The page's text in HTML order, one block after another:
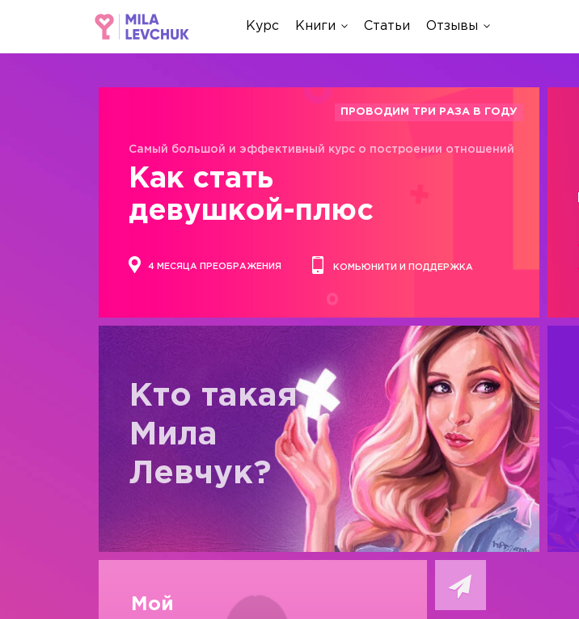
Курс Книги Статьи Отзывы
ПРОВОДИМ ТРИ РАЗА В ГОДУ
Самый большой и эффективный курс о построении отношений
Как стать
девушкой-плюс
4 МЕСЯЦА ПРЕОБРАЖЕНИЯ КОМЬЮНИТИ И ПОДДЕРЖКА
Кто такая
Мила
Левчук?
Мой